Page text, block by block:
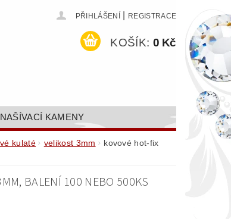
PŘIHLÁŠENÍ REGISTRACE
KOŠÍK: 0 Kč
NAŠÍVACÍ KAMENY
GALERIE
FASHION TUNING, S.R.O.
OSOBNÍCH ÚDAJŮ
kulaté velikost 3mm
kovové hot-fix
BALENÍ 100 NEBO 500KS